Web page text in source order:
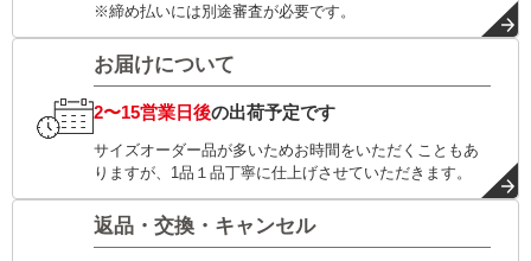
※締め払いには別途審査が必要です。
お届けについて
2〜15営業日後の出荷予定です
サイズオーダー品が多いためお時間をいただくこともあ
りますが、1品１品丁寧に仕上げさせていただきます。
返品・交換・キャンセル